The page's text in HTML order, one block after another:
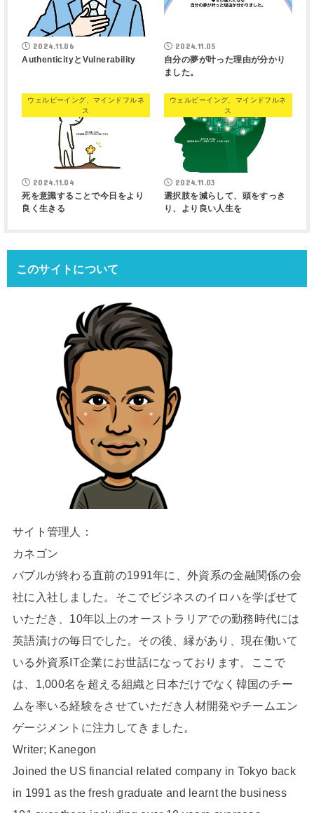
2024.11.06
AuthenticityとVulnerability
2024.11.05
自分の夢が叶った理由が分かり
ました。
ウェルビーイング、マインドフルネ
ス
2024.11.04
死を意識することで今日をより
良く生きる
ウェルビーイング、マインドフルネ
ス
2024.11.03
選択肢を減らして、頭をすっき
り、より良い人生を
このサイトについて
サイト管理人：
カネゴン
バブルが終わる直前の1991年に、外資系の金融関係の会
社に入社しました。そこでビジネスのイロハを学ばせて
いただき、10年以上のオーストラリアでの勤務時代には
英語漬けの毎日でした。その後、縁があり、現在働いて
いる外資系IT企業にお世話になっております。ここで
は、1,000名を超える組織と日本だけでなく韓国のチー
ムを率いる経験をさせていただき人材開発やチームエン
ゲージメントに注力してきました。
Writer; Kanegon
Joined the US financial related company in Tokyo back
in 1991 as the fresh graduate and learnt the business